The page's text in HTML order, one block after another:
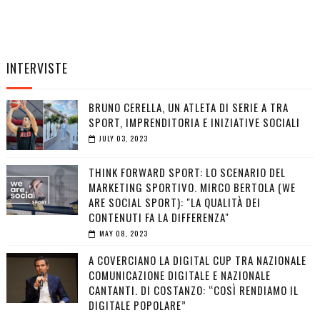
INTERVISTE
BRUNO CERELLA, UN ATLETA DI SERIE A TRA
SPORT, IMPRENDITORIA E INIZIATIVE SOCIALI
JULY 03, 2023
THINK FORWARD SPORT: LO SCENARIO DEL
MARKETING SPORTIVO. MIRCO BERTOLA (WE
ARE SOCIAL SPORT): "LA QUALITÀ DEI
CONTENUTI FA LA DIFFERENZA"
MAY 08, 2023
A COVERCIANO LA DIGITAL CUP TRA NAZIONALE
COMUNICAZIONE DIGITALE E NAZIONALE
CANTANTI. DI COSTANZO: “COSÌ RENDIAMO IL
DIGITALE POPOLARE”